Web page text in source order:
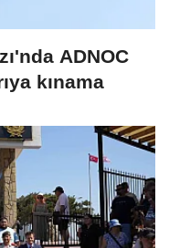
ADNOC
kınama